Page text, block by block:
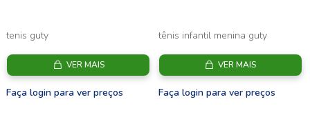
tenis guty
VER MAIS
Faça login para ver preços
tênis infantil menina guty
VER MAIS
Faça login para ver preços